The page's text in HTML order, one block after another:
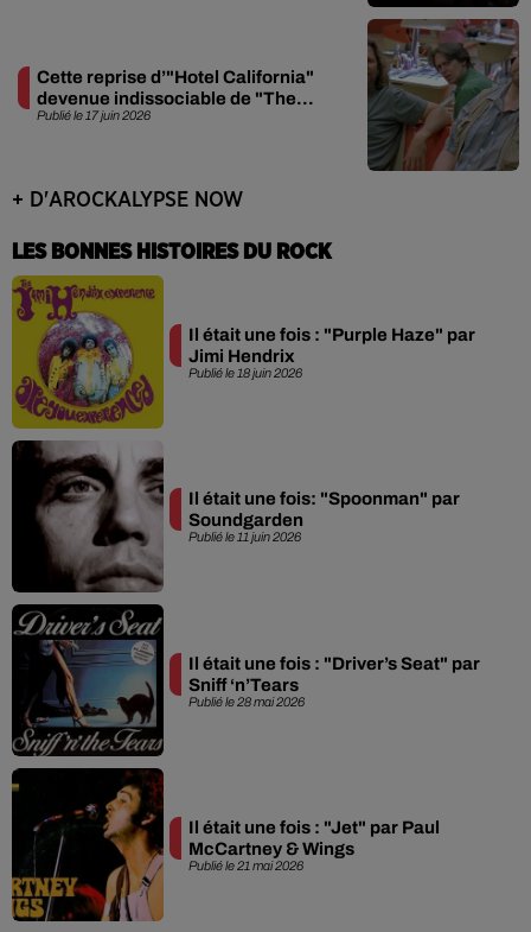
Publié le 17 juin 2026
Cette reprise d’"Hotel California"
devenue indissociable de "The...
+ D'AROCKALYPSE NOW
LES BONNES HISTOIRES DU ROCK
Publié le 18 juin 2026
Il était une fois : "Purple Haze" par
Jimi Hendrix
Publié le 11 juin 2026
Il était une fois: "Spoonman" par
Soundgarden
Publié le 28 mai 2026
Il était une fois : "Driver’s Seat" par
Sniff ‘n’Tears
Publié le 21 mai 2026
Il était une fois : "Jet" par Paul
McCartney & Wings